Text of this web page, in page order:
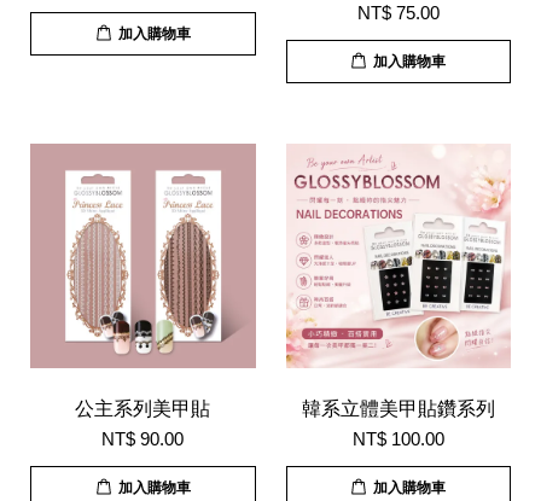
加入購物車
NT$ 75.00
加入購物車
公主系列美甲貼
NT$ 90.00
加入購物車
韓系立體美甲貼鑽系列
NT$ 100.00
加入購物車